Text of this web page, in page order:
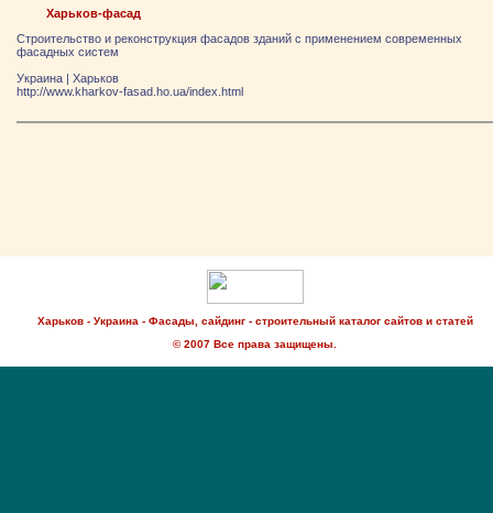
Харьков-фасад
Строительство и реконструкция фасадов зданий с применением современных
фасадных систем
Украина | Харьков
http://www.kharkov-fasad.ho.ua/index.html
Харьков - Украина - Фасады, сайдинг - строительный каталог сайтов и статей
© 2007 Все права защищены.